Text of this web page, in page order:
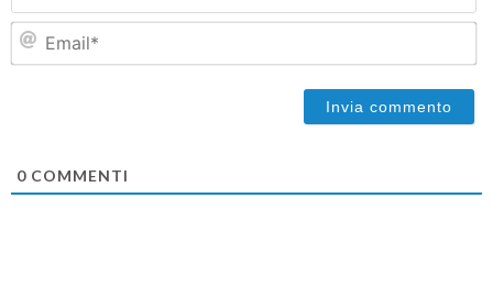
0 COMMENTI